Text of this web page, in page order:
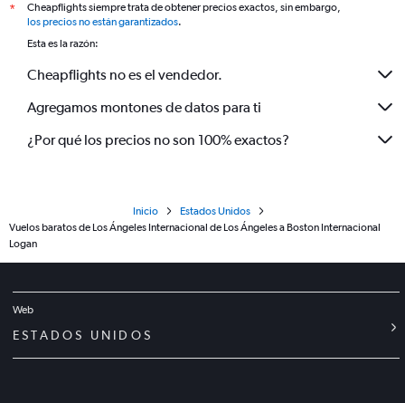
*
Cheapflights siempre trata de obtener precios exactos, sin embargo,
los precios no están garantizados.
Esta es la razón:
Cheapflights no es el vendedor.
Agregamos montones de datos para ti
¿Por qué los precios no son 100% exactos?
Inicio
Estados Unidos
Vuelos baratos de Los Ángeles Internacional de Los Ángeles a Boston Internacional
Logan
Web
ESTADOS UNIDOS